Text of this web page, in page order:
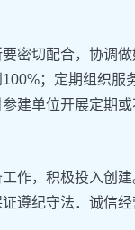
密切配合，协调
；定期组织服
建单位开展定期
作，积极投入创
遵纪守法．诚信